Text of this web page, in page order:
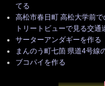
てる
高松市春日町 高松大学前
トリートビューで見る交通
サーターアンダギーを作る
まんのう町七箇 県道4号線
ブコパイを作る